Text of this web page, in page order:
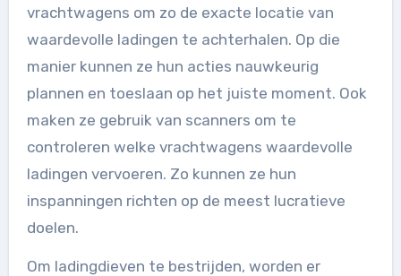
vrachtwagens om zo de exacte locatie van
waardevolle ladingen te achterhalen. Op die
manier kunnen ze hun acties nauwkeurig
plannen en toeslaan op het juiste moment. Ook
maken ze gebruik van scanners om te
controleren welke vrachtwagens waardevolle
ladingen vervoeren. Zo kunnen ze hun
inspanningen richten op de meest lucratieve
doelen.
Om ladingdieven te bestrijden, worden er